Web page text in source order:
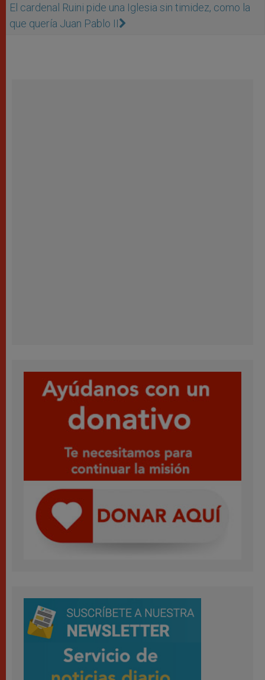
El cardenal Ruini pide una Iglesia sin timidez, como la
que quería Juan Pablo II